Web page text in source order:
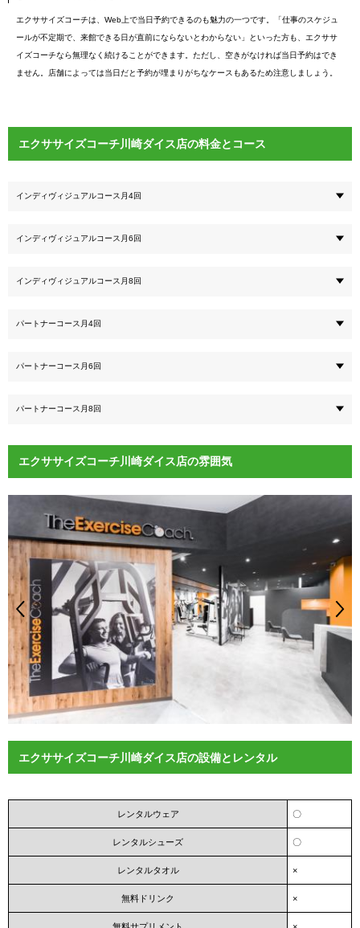
エクササイズコーチは、Web上で当日予約できるのも魅力の一つです。「仕事のスケジュ
ールが不定期で、来館できる日が直前にならないとわからない」といった方も、エクササ
イズコーチなら無理なく続けることができます。ただし、空きがなければ当日予約はでき
ません。店舗によっては当日だと予約が埋まりがちなケースもあるため注意しましょう。
エクササイズコーチ川崎ダイス店の料金とコース
インディヴィジュアルコース月4回
インディヴィジュアルコース月6回
インディヴィジュアルコース月8回
パートナーコース月4回
パートナーコース月6回
パートナーコース月8回
エクササイズコーチ川崎ダイス店の雰囲気
エクササイズコーチ川崎ダイス店の設備とレンタル
レンタルウェア 〇
レンタルシューズ 〇
レンタルタオル ×
無料ドリンク ×